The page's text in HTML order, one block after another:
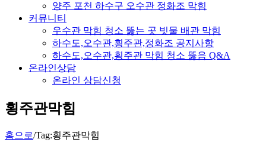
양주 포천 하수구 오수관 정화조 막힘
커뮤니티
우수관 막힘 청소 뚫는 곳 빗물 배관 막힘
하수도,오수관,횡주관,정화조 공지사항
하수도,오수관,횡주관 막힘 청소 뚫음 Q&A
온라인상담
온라인 상담신청
횡주관막힘
홈으로/Tag:횡주관막힘